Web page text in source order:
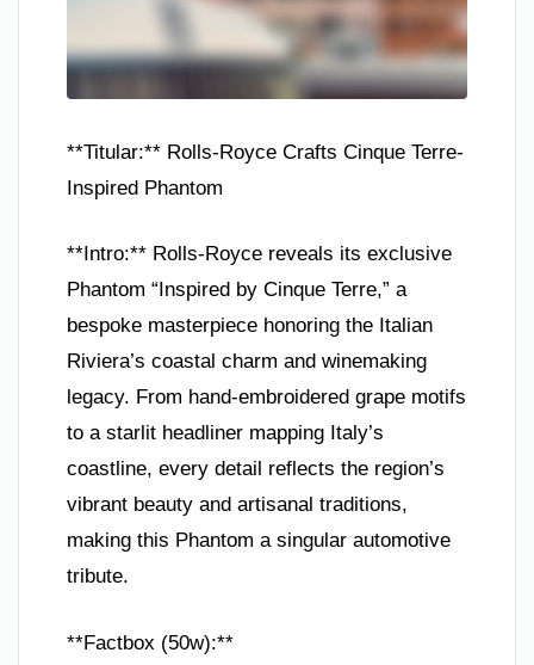
**Titular:** Rolls-Royce Crafts Cinque Terre-
Inspired Phantom
**Intro:** Rolls-Royce reveals its exclusive
Phantom “Inspired by Cinque Terre,” a
bespoke masterpiece honoring the Italian
Riviera’s coastal charm and winemaking
legacy. From hand-embroidered grape motifs
to a starlit headliner mapping Italy’s
coastline, every detail reflects the region’s
vibrant beauty and artisanal traditions,
making this Phantom a singular automotive
tribute.
**Factbox (50w):**